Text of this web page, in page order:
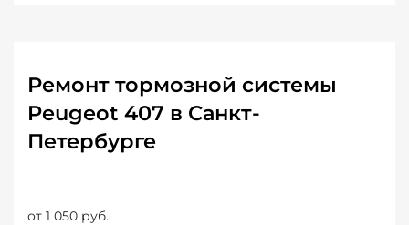
Ремонт тормозной системы
Peugeot 407 в Санкт-
Петербурге
от 1 050 руб.